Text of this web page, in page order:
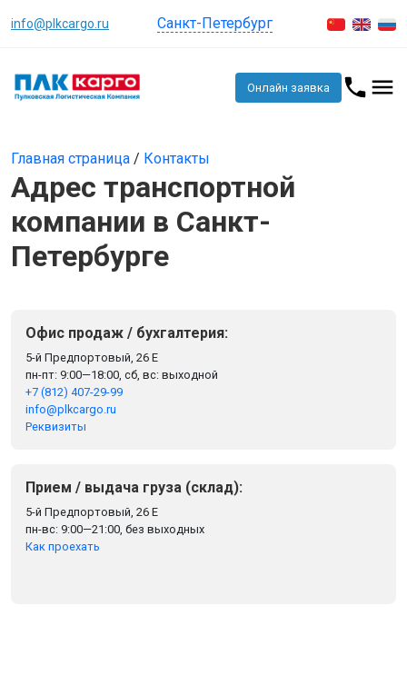
info@plkcargo.ru Санкт-Петербург
Онлайн заявка
Главная страница / Контакты
Адрес транспортной
компании в Санкт-
Петербурге
Офис продаж / бухгалтерия:
5-й Предпортовый, 26 Е
пн-пт: 9:00—18:00, сб, вс: выходной
+7 (812) 407-29-99
info@plkcargo.ru
Реквизиты
Прием / выдача груза (склад):
5-й Предпортовый, 26 Е
пн-вс: 9:00—21:00, без выходных
Как проехать